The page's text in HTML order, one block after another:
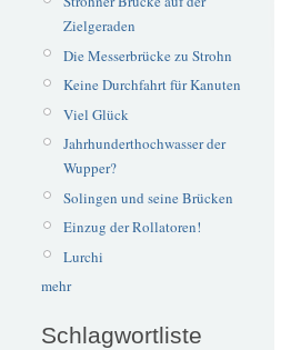
Zielgeraden
Die Messerbrücke zu Strohn
Keine Durchfahrt für Kanuten
Viel Glück
Jahrhunderthochwasser der
Wupper?
Solingen und seine Brücken
Einzug der Rollatoren!
Lurchi
mehr
Schlagwortliste